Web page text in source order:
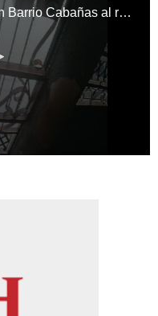
Delincuentes siembran terror en Barrio Cabañas al realizar asalto armado y disparos en zona comercial